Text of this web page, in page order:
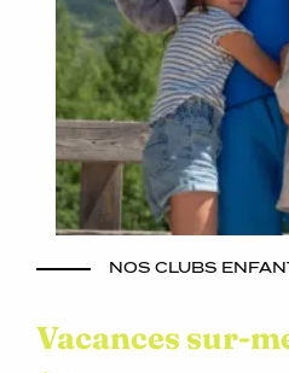
NOS CLUBS
Vacances sur-